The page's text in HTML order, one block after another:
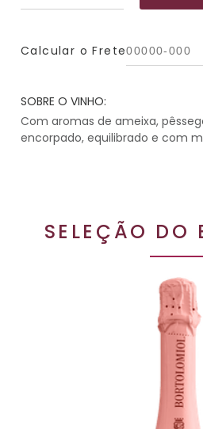
Calcular o Frete
SOBRE O VINHO:
Com aromas de ameixa,
encorpado, equilibrado e com
SELEÇÃO DO